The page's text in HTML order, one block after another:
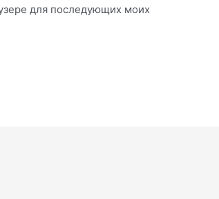
для последующих моих